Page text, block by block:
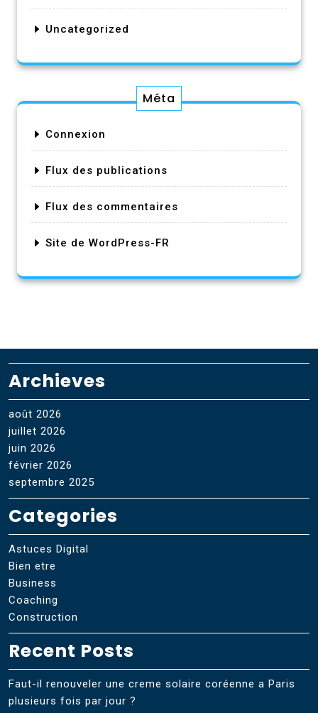
Uncategorized
Méta
Connexion
Flux des publications
Flux des commentaires
Site de WordPress-FR
Archieves
août 2026
juillet 2026
juin 2026
février 2026
septembre 2025
Categories
Astuces Digital
Bien etre
Business
Coaching
Construction
Recent Posts
Faut-il renouveler une creme solaire coréenne a Paris
plusieurs fois par jour ?